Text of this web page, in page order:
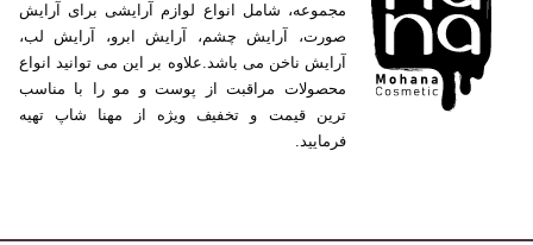
مجموعه، شامل انواع لوازم آرایشی برای آرایش
صورت، آرایش چشم، آرایش ابرو، آرایش لب،
آرایش ناخن می باشد.علاوه بر این می توانید انواع
محصولات مراقبت از پوست و مو را با مناسب
ترین قیمت و تخفیف ویژه از مهنا شاپ تهیه
فرمایید.